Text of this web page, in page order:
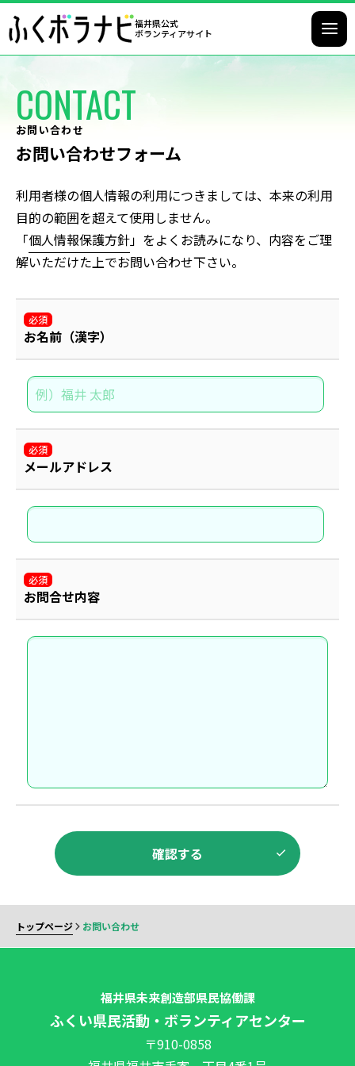
福井県公式
ボランティアサイト
CONTACT
お問い合わせ
お問い合わせフォーム
利用者様の個人情報の利用につきましては、本来の利用
目的の範囲を超えて使用しません。
「個人情報保護方針」をよくお読みになり、内容をご理
解いただけた上でお問い合わせ下さい。
必須
お名前（漢字）
必須
メールアドレス
必須
お問合せ内容
確認する
トップページ お問い合わせ
福井県未来創造部県民協働課
ふくい県民活動・ボランティアセンター
〒910-0858